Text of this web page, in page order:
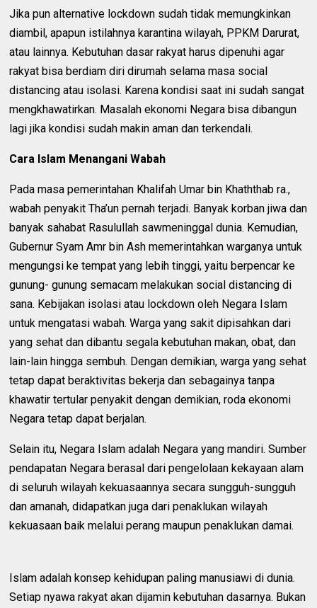
Jika pun alternative lockdown sudah tidak memungkinkan
diambil, apapun istilahnya karantina wilayah, PPKM Darurat,
atau lainnya. Kebutuhan dasar rakyat harus dipenuhi agar
rakyat bisa berdiam diri dirumah selama masa social
distancing atau isolasi. Karena kondisi saat ini sudah sangat
mengkhawatirkan. Masalah ekonomi Negara bisa dibangun
lagi jika kondisi sudah makin aman dan terkendali.
Cara Islam Menangani Wabah
Pada masa pemerintahan Khalifah Umar bin Khaththab ra.,
wabah penyakit Tha’un pernah terjadi. Banyak korban jiwa dan
banyak sahabat Rasulullah sawmeninggal dunia. Kemudian,
Gubernur Syam Amr bin Ash memerintahkan warganya untuk
mengungsi ke tempat yang lebih tinggi, yaitu berpencar ke
gunung- gunung semacam melakukan social distancing di
sana. Kebijakan isolasi atau lockdown oleh Negara Islam
untuk mengatasi wabah. Warga yang sakit dipisahkan dari
yang sehat dan dibantu segala kebutuhan makan, obat, dan
lain-lain hingga sembuh. Dengan demikian, warga yang sehat
tetap dapat beraktivitas bekerja dan sebagainya tanpa
khawatir tertular penyakit dengan demikian, roda ekonomi
Negara tetap dapat berjalan.
Selain itu, Negara Islam adalah Negara yang mandiri. Sumber
pendapatan Negara berasal dari pengelolaan kekayaan alam
di seluruh wilayah kekuasaannya secara sungguh-sungguh
dan amanah, didapatkan juga dari penaklukan wilayah
kekuasaan baik melalui perang maupun penaklukan damai.
Islam adalah konsep kehidupan paling manusiawi di dunia.
Setiap nyawa rakyat akan dijamin kebutuhan dasarnya. Bukan